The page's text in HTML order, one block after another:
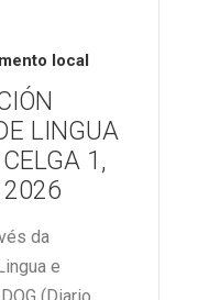
local
LINGUA
1,
2026
da
e